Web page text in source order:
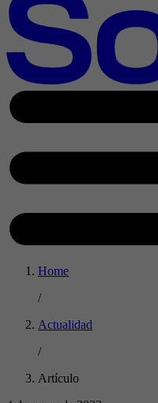
Home
/
Actualidad
/
Artículo